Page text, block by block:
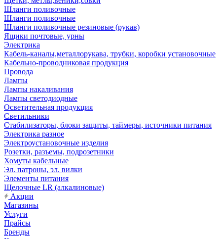
Шланги поливочные
Шланги поливочные
Шланги поливочные резиновые (рукав)
Ящики почтовые, урны
Электрика
Кабель-каналы,металлорукава, трубки, коробки установочные
Кабельно-проводниковая продукция
Провода
Лампы
Лампы накаливания
Лампы светодиодные
Осветительная продукция
Светильники
Стабилизаторы, блоки защиты, таймеры, источники питания
Электрика разное
Электроустановочные изделия
Розетки, разъемы, подрозетники
Хомуты кабельные
Эл. патроны, эл. вилки
Элементы питания
Щелочные LR (алкалиновые)
Акции
Магазины
Услуги
Прайсы
Бренды